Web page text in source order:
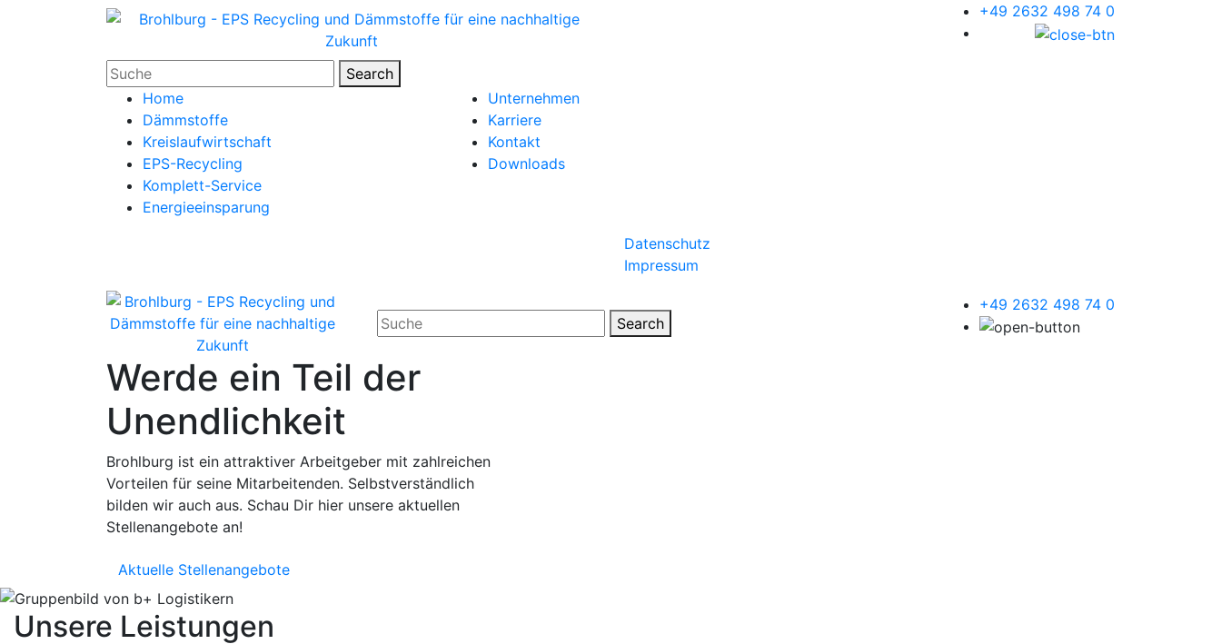
+49 2632 498 74 0
Search
Home
Dämmstoffe
Kreislaufwirtschaft
EPS-Recycling
Komplett-Service
Energieeinsparung
Unternehmen
Karriere
Kontakt
Downloads
Datenschutz
Impressum
Search
+49 2632 498 74 0
Werde ein Teil der
Unendlichkeit
Brohlburg ist ein attraktiver Arbeitgeber mit zahlreichen
Vorteilen für seine Mitarbeitenden. Selbstverständlich
bilden wir auch aus. Schau Dir hier unsere aktuellen
Stellenangebote an!
Aktuelle Stellenangebote
Unsere Leistungen